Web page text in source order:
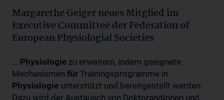
Margarethe Geiger neues Mitglied im
Executive Committee der Federation of
European Physiologial Societies
... Physiologie zu erweitern, indem geeignete
Mechanismen für Trainingsprogramme in
Physiologie unterstützt und bereitgestellt werden.
Dazu wird der Austausch von DoktorandInnen und